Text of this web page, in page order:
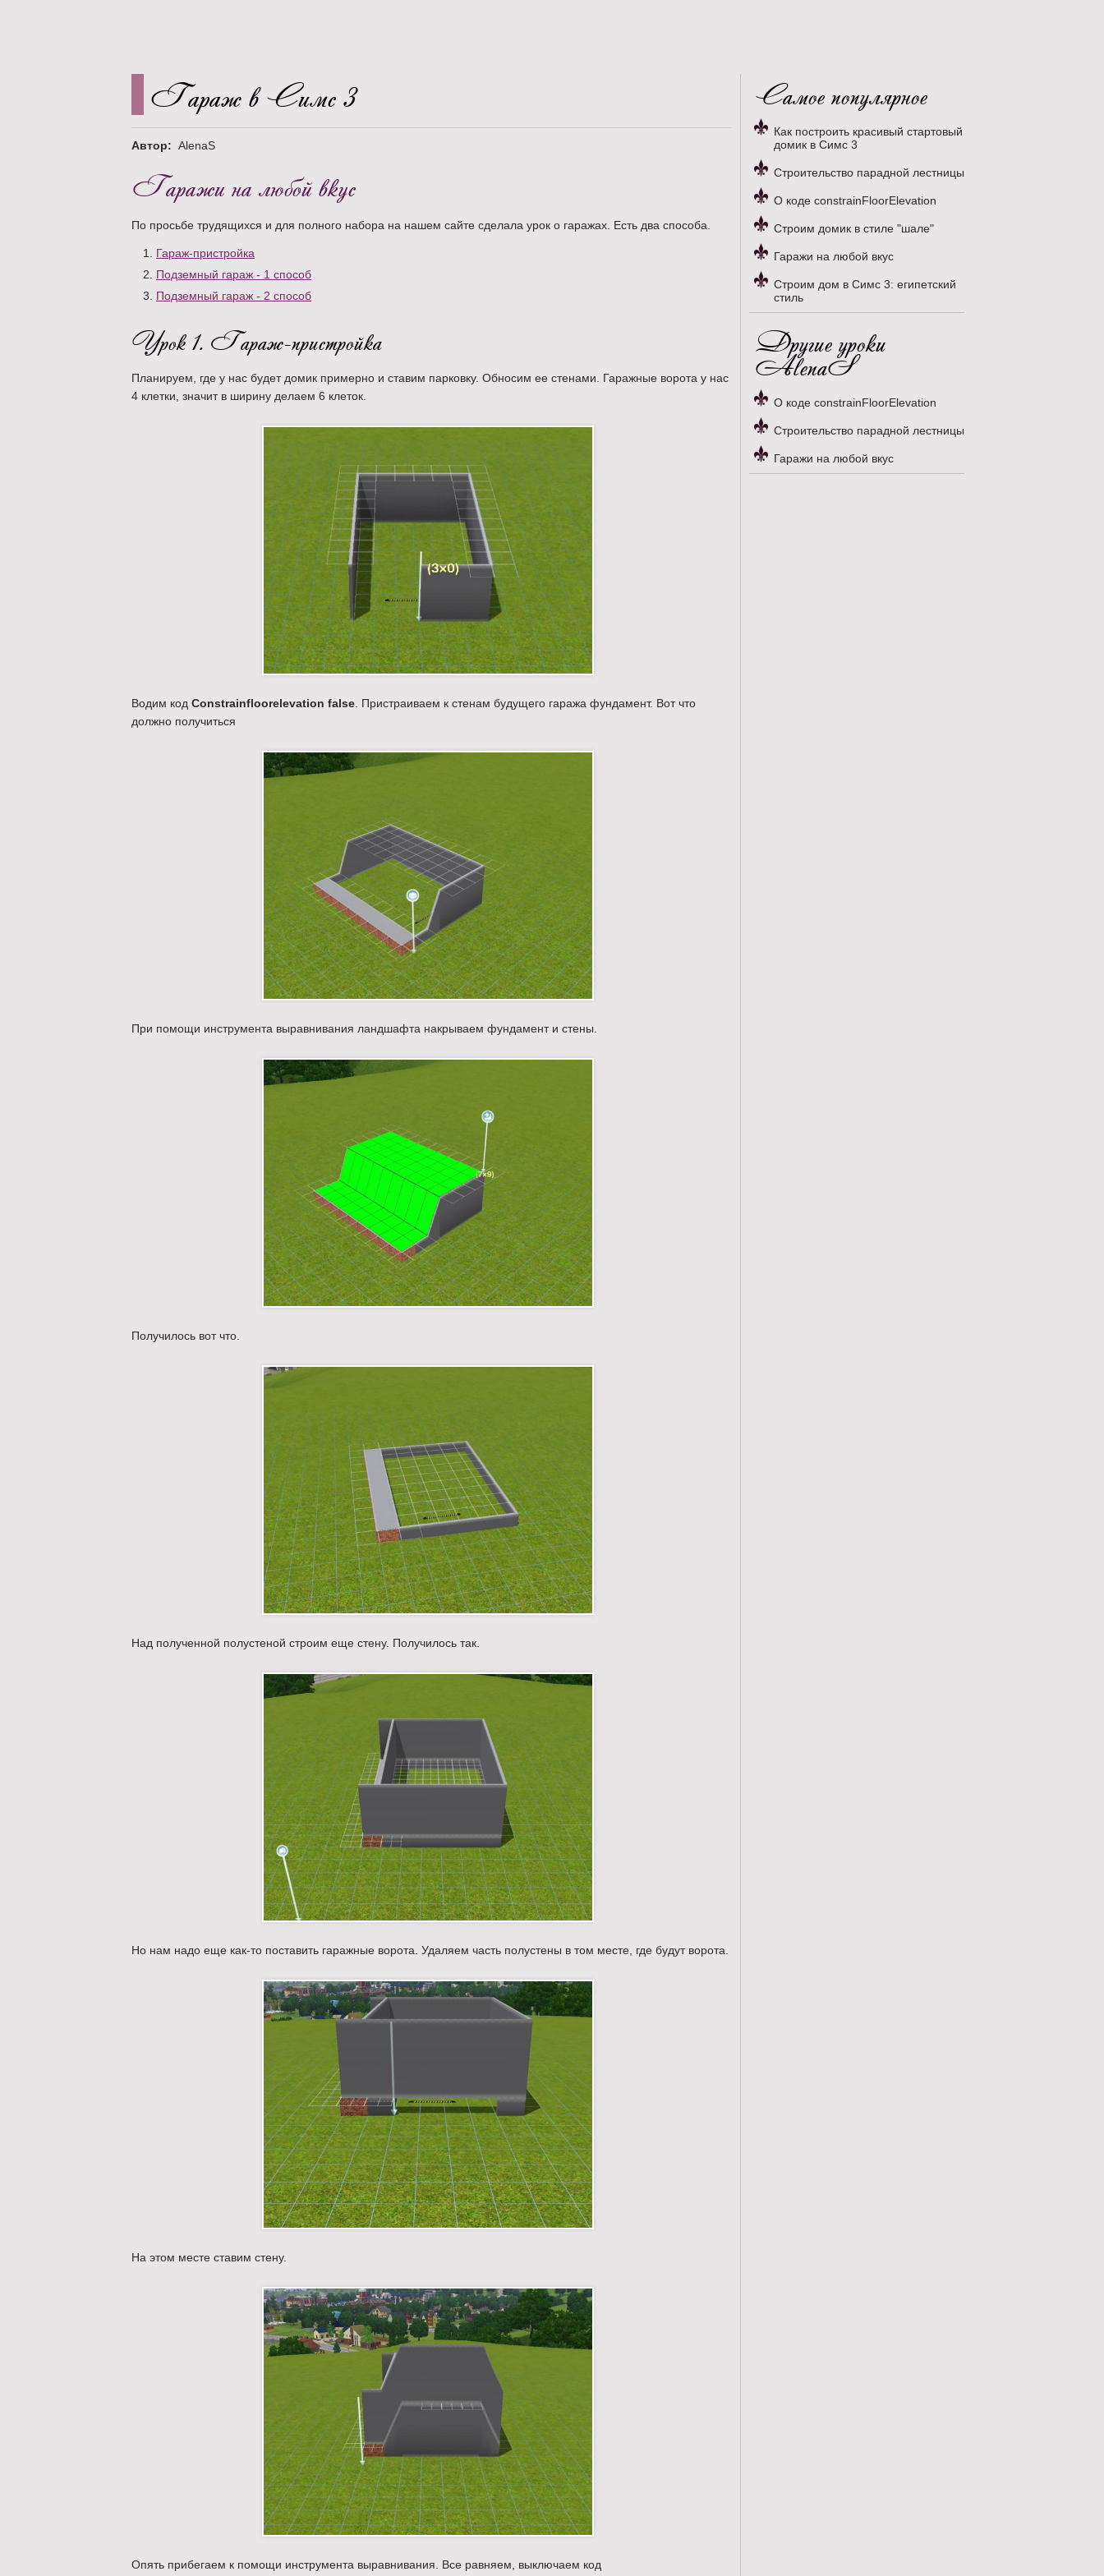
Гараж в Симс 3
Автор: AlenaS
Гаражи на любой вкус
По просьбе трудящихся и для полного набора на нашем сайте сделала урок о гаражах. Есть два способа.
Гараж-пристройка
Подземный гараж - 1 способ
Подземный гараж - 2 способ
Урок 1. Гараж-пристройка
Планируем, где у нас будет домик примерно и ставим парковку. Обносим ее стенами. Гаражные ворота у нас
4 клетки, значит в ширину делаем 6 клеток.
Водим код Constrainfloorelevation false . Пристраиваем к стенам будущего гаража фундамент. Вот что
должно получиться
При помощи инструмента выравнивания ландшафта накрываем фундамент и стены.
Получилось вот что.
Над полученной полустеной строим еще стену. Получилось так.
Но нам надо еще как-то поставить гаражные ворота. Удаляем часть полустены в том месте, где будут ворота.
На этом месте ставим стену.
Опять прибегаем к помощи инструмента выравнивания. Все равняем, выключаем код
Самое популярное
Как построить красивый стартовый
домик в Симс 3
Строительство парадной лестницы
О коде constrainFloorElevation
Строим домик в стиле "шале"
Гаражи на любой вкус
Строим дом в Симс 3: египетский
стиль
Другие уроки
AlenaS
О коде constrainFloorElevation
Строительство парадной лестницы
Гаражи на любой вкус